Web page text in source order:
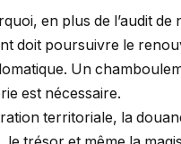
en plus de l’audit
doit poursuivre le
Un
est nécessaire.
territoriale, la